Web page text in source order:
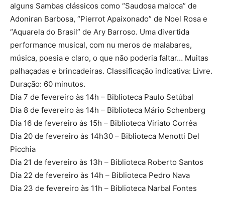
alguns Sambas clássicos como “Saudosa maloca” de
Adoniran Barbosa, “Pierrot Apaixonado” de Noel Rosa e
“Aquarela do Brasil” de Ary Barroso. Uma divertida
performance musical, com nu meros de malabares,
música, poesia e claro, o que não poderia faltar… Muitas
palhaçadas e brincadeiras. Classificação indicativa: Livre.
Duração: 60 minutos.
Dia 7 de fevereiro às 14h – Biblioteca Paulo Setúbal
Dia 8 de fevereiro às 14h – Biblioteca Mário Schenberg
Dia 16 de fevereiro às 15h – Biblioteca Viriato Corrêa
Dia 20 de fevereiro às 14h30 – Biblioteca Menotti Del
Picchia
Dia 21 de fevereiro às 13h – Biblioteca Roberto Santos
Dia 22 de fevereiro às 14h – Biblioteca Pedro Nava
Dia 23 de fevereiro às 11h – Biblioteca Narbal Fontes